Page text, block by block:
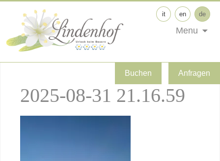
Buchen Anfragen
it en de
Menu
2025-08-31 21.16.59